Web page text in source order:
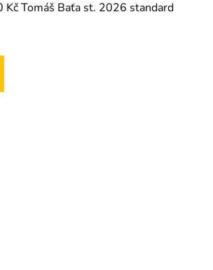
Tomáš Baťa st. 2026 standard